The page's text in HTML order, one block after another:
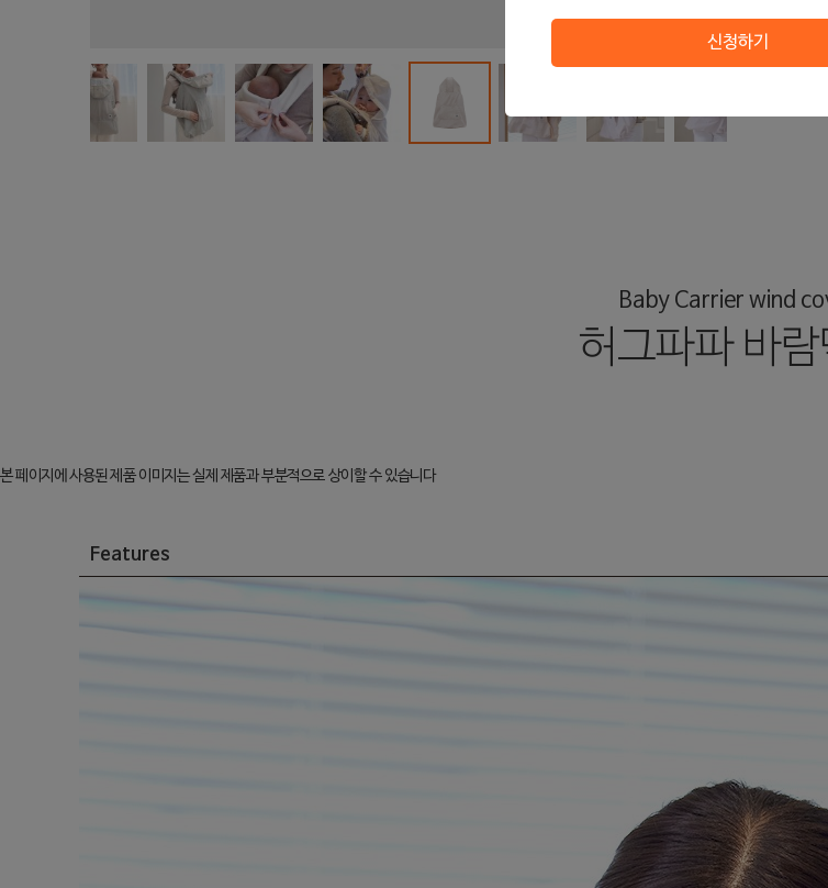
Baby Carrier wind
허그파파 바람
본 페이지에 사용된 제품 이미지는 실제 제품과 부분적으로 상이할 수 있습니다
Features
신청하기